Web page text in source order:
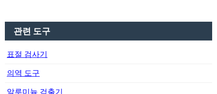
관련 도구
표절 검사기
의역 도구
알루미늄 검출기